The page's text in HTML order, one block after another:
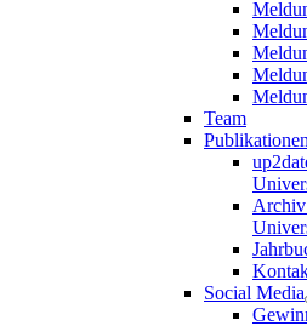
Team
Publikationen
Archiv
Social Media